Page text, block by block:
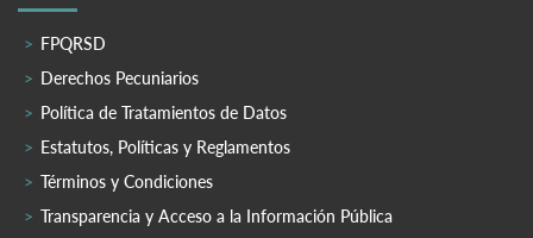
FPQRSD
Derechos Pecuniarios
Política de Tratamientos de Datos
Estatutos, Políticas y Reglamentos
Términos y Condiciones
Transparencia y Acceso a la Información Pública